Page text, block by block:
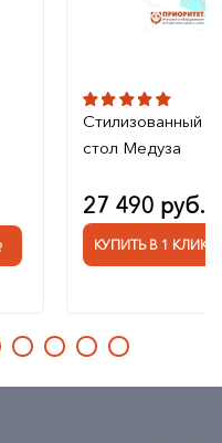
Стилизованный
стол Медуза
27 490 руб.
КУПИТЬ В 1 КЛИК